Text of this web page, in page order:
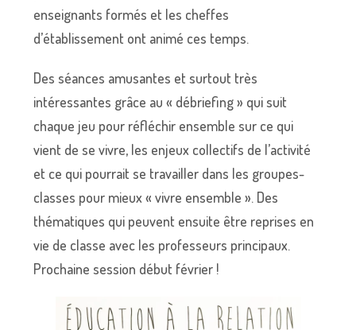
enseignants formés et les cheffes
d’établissement ont animé ces temps.
Des séances amusantes et surtout très
intéressantes grâce au « débriefing » qui suit
chaque jeu pour réfléchir ensemble sur ce qui
vient de se vivre, les enjeux collectifs de l’activité
et ce qui pourrait se travailler dans les groupes-
classes pour mieux « vivre ensemble ». Des
thématiques qui peuvent ensuite être reprises en
vie de classe avec les professeurs principaux.
Prochaine session début février !